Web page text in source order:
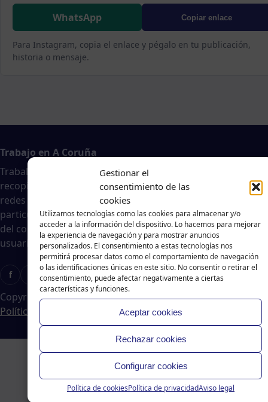
Gestionar el
consentimiento de las
cookies
Utilizamos tecnologías como las cookies para almacenar y/o
acceder a la información del dispositivo. Lo hacemos para mejorar
la experiencia de navegación y para mostrar anuncios
personalizados. El consentimiento a estas tecnologías nos
permitirá procesar datos como el comportamiento de navegación
o las identificaciones únicas en este sitio. No consentir o retirar el
consentimiento, puede afectar negativamente a ciertas
características y funciones.
Aceptar cookies
Rechazar cookies
Configurar cookies
Política de cookiesPolítica de privacidadAviso legal
WhatsApp Copiar enlace
Para Instagram, copia el enlace y pégalo en tu publicación,
historia o mensaje.
Trabajo en A Coruña
Traballar na costa es un agregador de noticias
recopiladas de páginas webs, portales de trabajo y
redes sociales, publicadas por empresas o
particulares, no nos responsabilizamos de la veracidad
del contenido ni de la oferta de trabajo publicada. Los
usuarios deberán valorar la veracidad de dicha oferta.
f T Ig
Copyright © 2024 Traballar na Costa|Aviso legal-
Política de cookies
Política de privacidad